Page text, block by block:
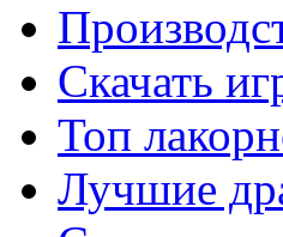
Скачать
Топ
Лучшие